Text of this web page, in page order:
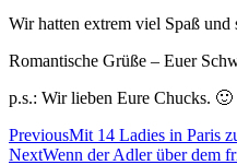
Wir hatten extrem viel Spaß und
Romantische Grüße – Euer
p.s.: Wir lieben Eure Chucks. 🙂
Beitragsnavigation
PreviousMit 14 Ladies in Paris
NextWenn der Adler über dem